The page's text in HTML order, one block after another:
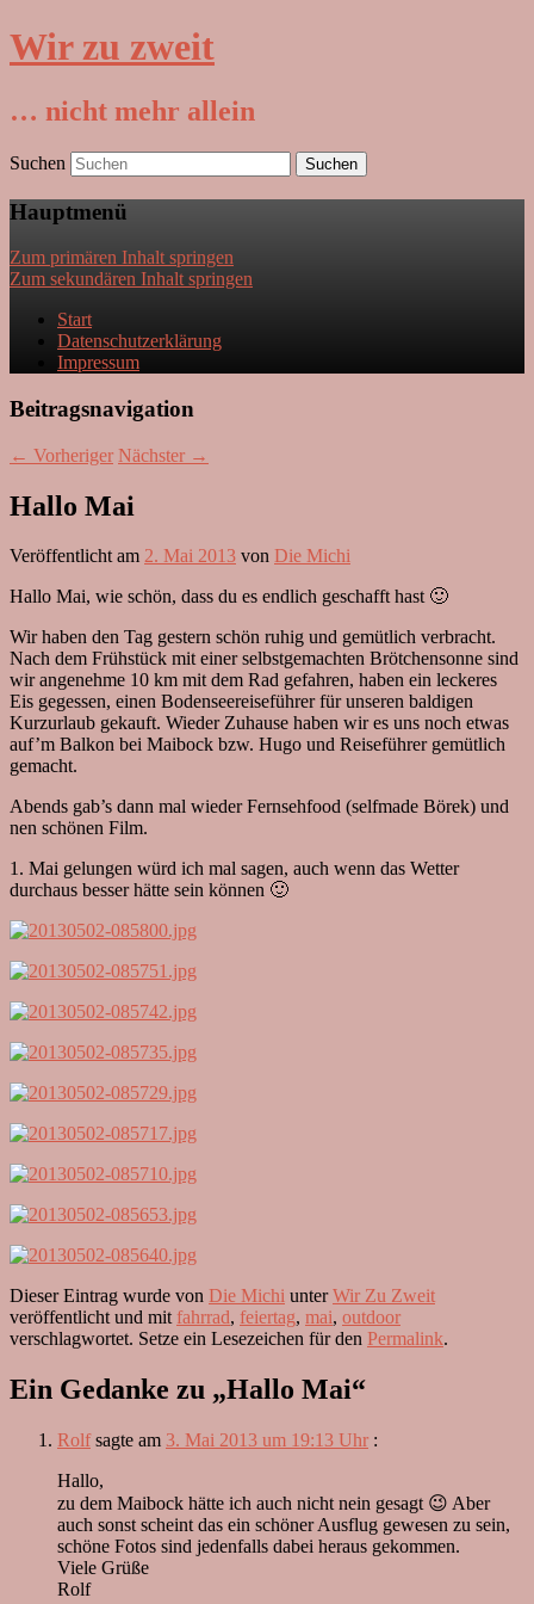
Wir zu zweit
… nicht mehr allein
Suchen
Hauptmenü
Zum primären Inhalt springen
Zum sekundären Inhalt springen
Start
Datenschutzerklärung
Impressum
Beitragsnavigation
← Vorheriger Nächster →
Hallo Mai
Veröffentlicht am 2. Mai 2013 von Die Michi
Hallo Mai, wie schön, dass du es endlich geschafft hast 🙂
Wir haben den Tag gestern schön ruhig und gemütlich verbracht.
Nach dem Frühstück mit einer selbstgemachten Brötchensonne sind
wir angenehme 10 km mit dem Rad gefahren, haben ein leckeres
Eis gegessen, einen Bodenseereiseführer für unseren baldigen
Kurzurlaub gekauft. Wieder Zuhause haben wir es uns noch etwas
auf’m Balkon bei Maibock bzw. Hugo und Reiseführer gemütlich
gemacht.
Abends gab’s dann mal wieder Fernsehfood (selfmade Börek) und
nen schönen Film.
1. Mai gelungen würd ich mal sagen, auch wenn das Wetter
durchaus besser hätte sein können 🙂
Dieser Eintrag wurde von Die Michi unterWir Zu Zweit
veröffentlicht und mit fahrrad, feiertag, mai, outdoor
verschlagwortet. Setze ein Lesezeichen für den Permalink.
Ein Gedanke zu „Hallo Mai“
Rolfsagte am 3. Mai 2013 um 19:13 Uhr :
Hallo,
zu dem Maibock hätte ich auch nicht nein gesagt 😉 Aber
auch sonst scheint das ein schöner Ausflug gewesen zu sein,
schöne Fotos sind jedenfalls dabei heraus gekommen.
Viele Grüße
Rolf